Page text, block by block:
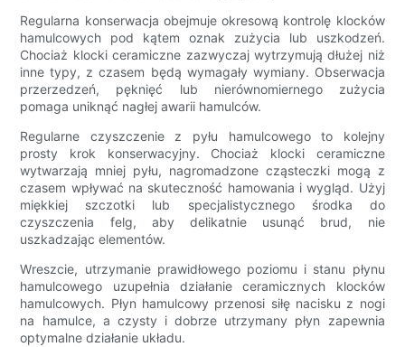
Regularna konserwacja obejmuje okresową kontrolę klocków
hamulcowych pod kątem oznak zużycia lub uszkodzeń.
Chociaż klocki ceramiczne zazwyczaj wytrzymują dłużej niż
inne typy, z czasem będą wymagały wymiany. Obserwacja
przerzedzeń, pęknięć lub nierównomiernego zużycia
pomaga uniknąć nagłej awarii hamulców.
Regularne czyszczenie z pyłu hamulcowego to kolejny
prosty krok konserwacyjny. Chociaż klocki ceramiczne
wytwarzają mniej pyłu, nagromadzone cząsteczki mogą z
czasem wpływać na skuteczność hamowania i wygląd. Użyj
miękkiej szczotki lub specjalistycznego środka do
czyszczenia felg, aby delikatnie usunąć brud, nie
uszkadzając elementów.
Wreszcie, utrzymanie prawidłowego poziomu i stanu płynu
hamulcowego uzupełnia działanie ceramicznych klocków
hamulcowych. Płyn hamulcowy przenosi siłę nacisku z nogi
na hamulce, a czysty i dobrze utrzymany płyn zapewnia
optymalne działanie układu.